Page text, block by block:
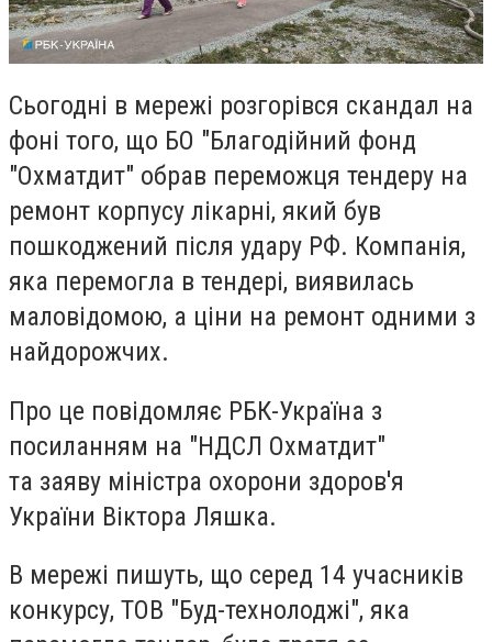
Сьогодні в мережі розгорівся скандал на
фоні того, що БО "Благодійний фонд
"Охматдит" обрав переможця тендеру на
ремонт корпусу лікарні, який був
пошкоджений після удару РФ. Компанія,
яка перемогла в тендері, виявилась
маловідомою, а ціни на ремонт одними з
найдорожчих.
Про це повідомляє РБК-Україна з
посиланням на "НДСЛ Охматдит"
та заяву міністра охорони здоров'я
України Віктора Ляшка.
В мережі пишуть, що серед 14 учасників
конкурсу, ТОВ "Буд-технолоджі", яка